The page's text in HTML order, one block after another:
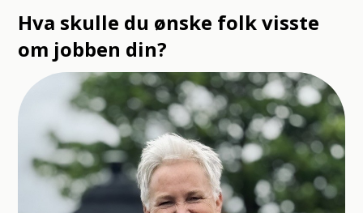
Hva skulle du ønske folk visste
om jobben din?